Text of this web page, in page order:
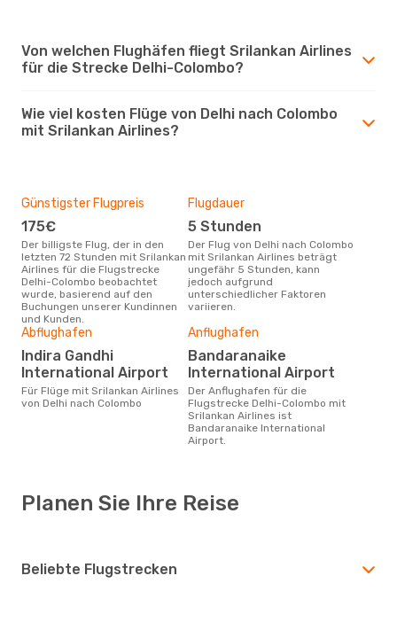
Von welchen Flughäfen fliegt Srilankan Airlines
für die Strecke Delhi-Colombo?
Wie viel kosten Flüge von Delhi nach Colombo
mit Srilankan Airlines?
Günstigster Flugpreis
175€
Der billigste Flug, der in den
letzten 72 Stunden mit Srilankan
Airlines für die Flugstrecke
Delhi-Colombo beobachtet
wurde, basierend auf den
Buchungen unserer Kundinnen
und Kunden.
Flugdauer
5 Stunden
Der Flug von Delhi nach Colombo
mit Srilankan Airlines beträgt
ungefähr 5 Stunden, kann
jedoch aufgrund
unterschiedlicher Faktoren
variieren.
Abflughafen
Indira Gandhi
International Airport
Für Flüge mit Srilankan Airlines
von Delhi nach Colombo
Anflughafen
Bandaranaike
International Airport
Der Anflughafen für die
Flugstrecke Delhi-Colombo mit
Srilankan Airlines ist
Bandaranaike International
Airport.
Planen Sie Ihre Reise
Beliebte Flugstrecken